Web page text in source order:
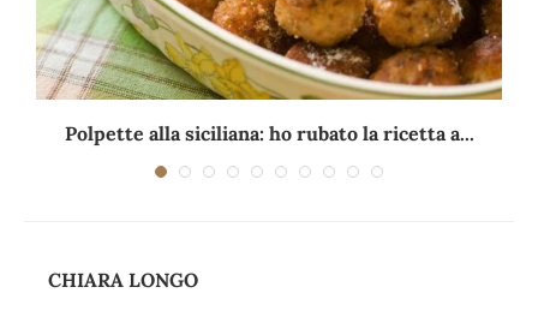
Polpette alla siciliana: ho rubato la ricetta a...
CHIARA LONGO